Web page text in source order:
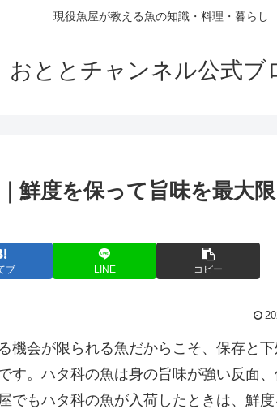
現役魚屋が教える魚の知識・料理・暮らし
おととチャンネル公式ブ
鮮度を保って旨味を最大限
ブ LINE コピー
機会が限られる魚だからこそ、保存と下
す。ハタ科の魚は身の旨味が強い反面
でもハタ科の魚が入荷したときは、鮮